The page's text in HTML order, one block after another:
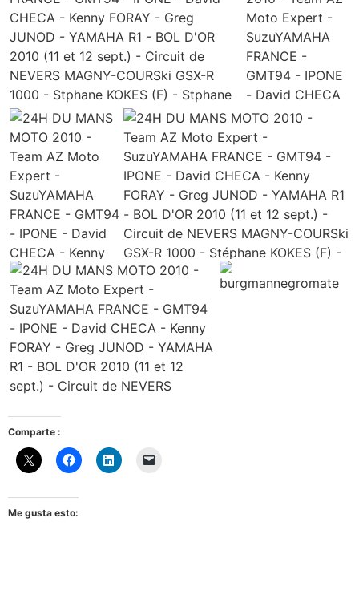
Comparte :
Me gusta esto: